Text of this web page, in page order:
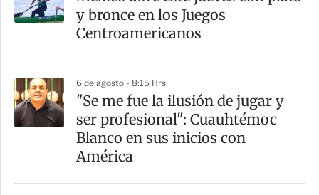
y bronce en los Juegos
Centroamericanos
6 de agosto - 8:15 Hrs
"Se me fue la ilusión de jugar y
ser profesional": Cuauhtémoc
Blanco en sus inicios con
América